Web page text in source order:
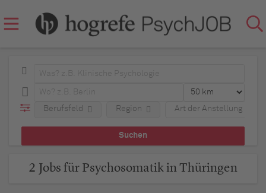
Berufsfeld Art der Anstellung
Region
2 Jobs für Psychosomatik in Thüringen